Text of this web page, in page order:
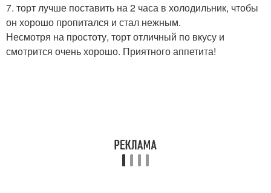
7. торт лучше поставить на 2 часа в холодильник, чтобы
он хорошо пропитался и стал нежным.
Несмотря на простоту, торт отличный по вкусу и
смотрится очень хорошо. Приятного аппетита!